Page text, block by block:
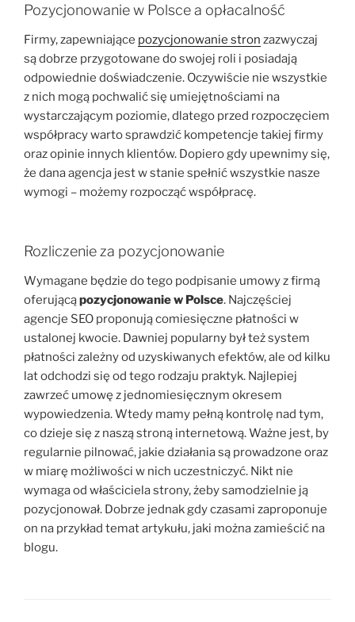
Pozycjonowanie w Polsce a opłacalność
Firmy, zapewniające pozycjonowanie stron zazwyczaj
są dobrze przygotowane do swojej roli i posiadają
odpowiednie doświadczenie. Oczywiście nie wszystkie
z nich mogą pochwalić się umiejętnościami na
wystarczającym poziomie, dlatego przed rozpoczęciem
współpracy warto sprawdzić kompetencje takiej firmy
oraz opinie innych klientów. Dopiero gdy upewnimy się,
że dana agencja jest w stanie spełnić wszystkie nasze
wymogi – możemy rozpocząć współpracę.
Rozliczenie za pozycjonowanie
Wymagane będzie do tego podpisanie umowy z firmą
oferującąpozycjonowanie w Polsce. Najczęściej
agencje SEO proponują comiesięczne płatności w
ustalonej kwocie. Dawniej popularny był też system
płatności zależny od uzyskiwanych efektów, ale od kilku
lat odchodzi się od tego rodzaju praktyk. Najlepiej
zawrzeć umowę z jednomiesięcznym okresem
wypowiedzenia. Wtedy mamy pełną kontrolę nad tym,
co dzieje się z naszą stroną internetową. Ważne jest, by
regularnie pilnować, jakie działania są prowadzone oraz
w miarę możliwości w nich uczestniczyć. Nikt nie
wymaga od właściciela strony, żeby samodzielnie ją
pozycjonował. Dobrze jednak gdy czasami zaproponuje
on na przykład temat artykułu, jaki można zamieścić na
blogu.